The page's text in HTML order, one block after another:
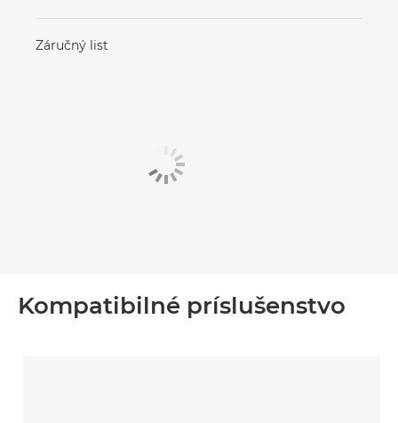
Záručný list
Kompatibilné príslušenstvo